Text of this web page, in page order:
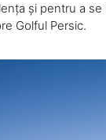
și pentru a
Golful Persic.